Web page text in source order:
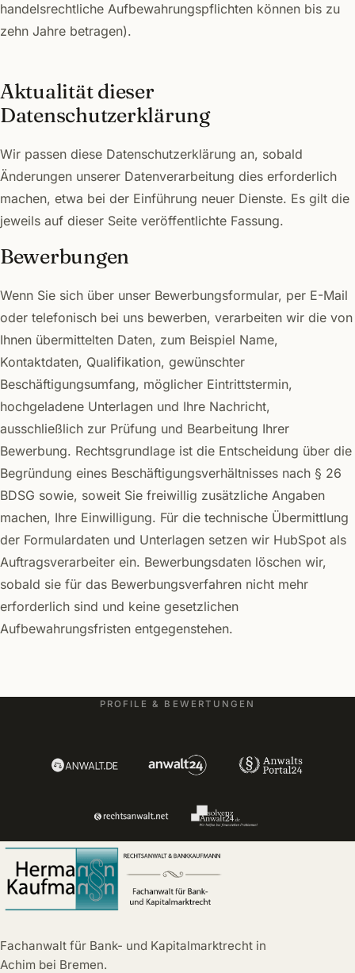
handelsrechtliche Aufbewahrungspflichten können bis zu
zehn Jahre betragen).
Aktualität dieser
Datenschutzerklärung
Wir passen diese Datenschutzerklärung an, sobald
Änderungen unserer Datenverarbeitung dies erforderlich
machen, etwa bei der Einführung neuer Dienste. Es gilt die
jeweils auf dieser Seite veröffentlichte Fassung.
Bewerbungen
Wenn Sie sich über unser Bewerbungsformular, per E-Mail
oder telefonisch bei uns bewerben, verarbeiten wir die von
Ihnen übermittelten Daten, zum Beispiel Name,
Kontaktdaten, Qualifikation, gewünschter
Beschäftigungsumfang, möglicher Eintrittstermin,
hochgeladene Unterlagen und Ihre Nachricht,
ausschließlich zur Prüfung und Bearbeitung Ihrer
Bewerbung. Rechtsgrundlage ist die Entscheidung über die
Begründung eines Beschäftigungsverhältnisses nach § 26
BDSG sowie, soweit Sie freiwillig zusätzliche Angaben
machen, Ihre Einwilligung. Für die technische Übermittlung
der Formulardaten und Unterlagen setzen wir HubSpot als
Auftragsverarbeiter ein. Bewerbungsdaten löschen wir,
sobald sie für das Bewerbungsverfahren nicht mehr
erforderlich sind und keine gesetzlichen
Aufbewahrungsfristen entgegenstehen.
PROFILE & BEWERTUNGEN
Fachanwalt für Bank- und Kapitalmarktrecht in
Achim bei Bremen.